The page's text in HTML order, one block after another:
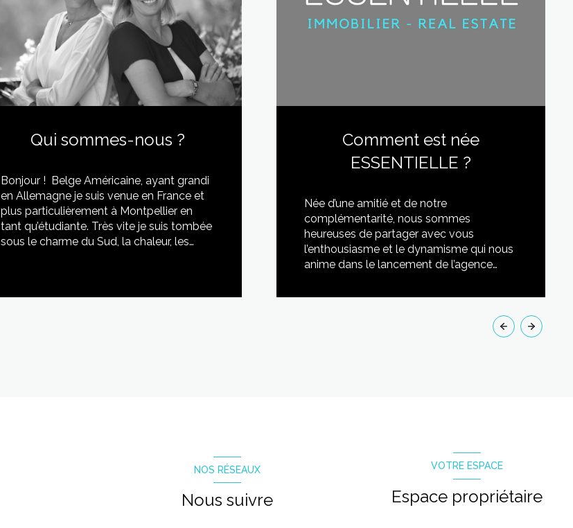
Qui sommes-nous ?
Bonjour ! Belge Américaine, ayant grandi
en Allemagne je suis venue en France et
plus particulièrement à Montpellier en
tant qu’étudiante. Très vite je suis tombée
sous le charme du Sud, la chaleur, les
Comment est née
ESSENTIELLE ?
Née d’une amitié et de notre
complémentarité, nous sommes
heureuses de partager avec vous
l’enthousiasme et le dynamisme qui nous
anime dans le lancement de l’agence
LIRE CETTE ACTU
NOS RÉSEAUX
Nous suivre
VOTRE ESPACE
Espace propriétaire